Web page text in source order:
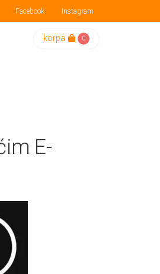
Facebook Instagram
korpa 0
E-